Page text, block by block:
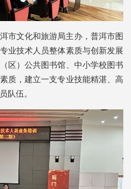
市文化和旅游局主办，普洱市图
业技术人员整体素质与创新发展
区）公共图书馆、中小学校图书
质，建立一支专业技能精湛、高
队伍。